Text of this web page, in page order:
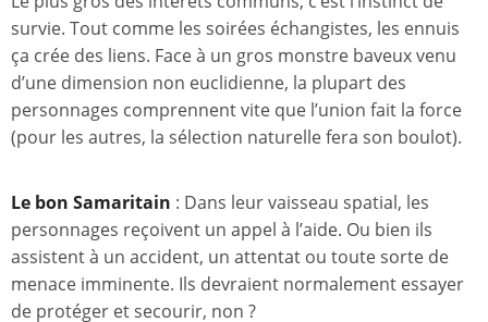
survie. Tout comme les soirées échangistes, les ennuis
ça crée des liens. Face à un gros monstre baveux venu
d’une dimension non euclidienne, la plupart des
personnages comprennent vite que l’union fait la force
(pour les autres, la sélection naturelle fera son boulot).
Le bon Samaritain : Dans leur vaisseau spatial, les
personnages reçoivent un appel à l’aide. Ou bien ils
assistent à un accident, un attentat ou toute sorte de
menace imminente. Ils devraient normalement essayer
de protéger et secourir, non ?